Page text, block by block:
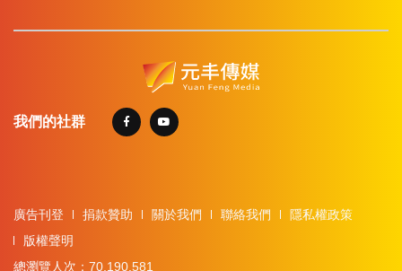
我們的社群
廣告刊登 捐款贊助 關於我們 聯絡我們
隱私權政策
版權聲明
總瀏覽人次：70,190,581